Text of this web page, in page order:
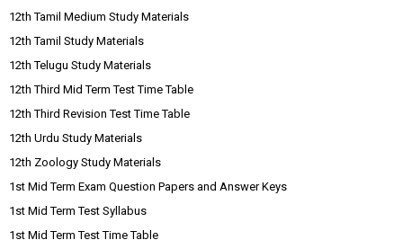
12th Tamil Medium Study Materials
12th Tamil Study Materials
12th Telugu Study Materials
12th Third Mid Term Test Time Table
12th Third Revision Test Time Table
12th Urdu Study Materials
12th Zoology Study Materials
1st Mid Term Exam Question Papers and Answer Keys
1st Mid Term Test Syllabus
1st Mid Term Test Time Table